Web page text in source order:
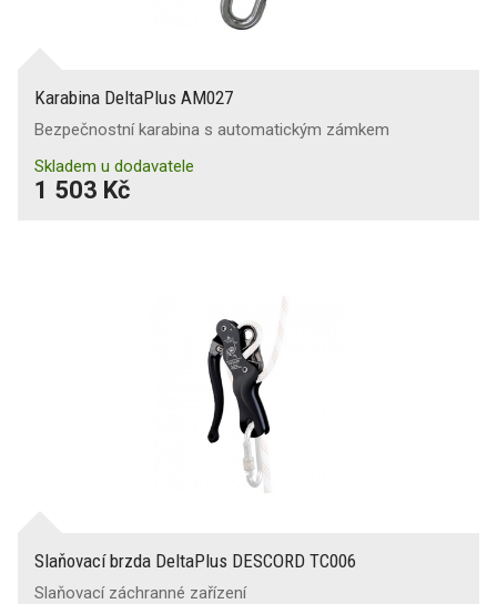
Karabina DeltaPlus AM027
Bezpečnostní karabina s automatickým zámkem
Skladem u dodavatele
1 503 Kč
Slaňovací brzda DeltaPlus DESCORD TC006
Slaňovací záchranné zařízení